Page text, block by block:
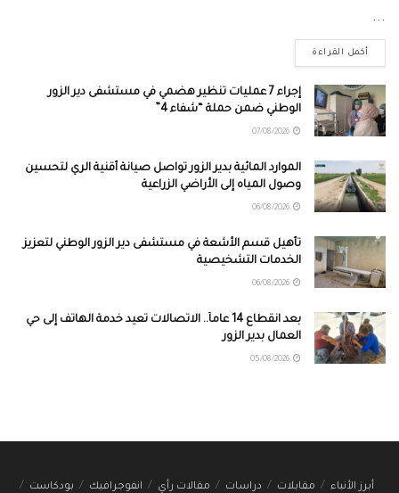
...
أكمل القراءة
إجراء 7 عمليات تنظير هضمي في مستشفى دير الزور
الوطني ضمن حملة “شفاء 4”
الموارد المائية بدير الزور تواصل صيانة أقنية الري لتحسين
وصول المياه إلى الأراضي الزراعية
تأهيل قسم الأشعة في مستشفى دير الزور الوطني لتعزيز
الخدمات التشخيصية
بعد انقطاع 14 عاماً.. الاتصالات تعيد خدمة الهاتف إلى حي
العمال بدير الزور
أبرز الأنباء مقابلات دراسات مقالات رأي انفوجرافيك بودكاست